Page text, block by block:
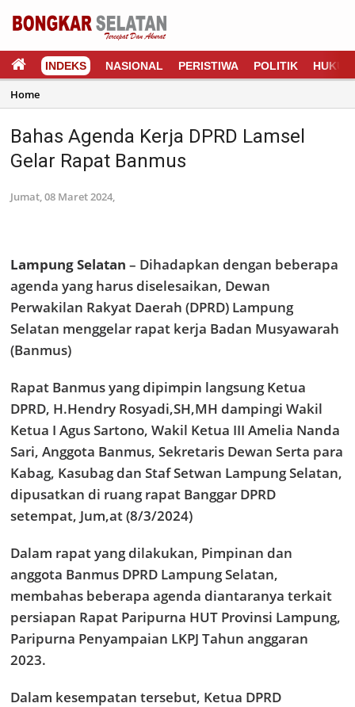
INDEKS NASIONAL PERISTIWA POLITIK HUKUM
Home
Bahas Agenda Kerja DPRD Lamsel
Gelar Rapat Banmus
Jumat, 08 Maret 2024,
Lampung Selatan – Dihadapkan dengan beberapa
agenda yang harus diselesaikan, Dewan
Perwakilan Rakyat Daerah (DPRD) Lampung
Selatan menggelar rapat kerja Badan Musyawarah
(Banmus)
Rapat Banmus yang dipimpin langsung Ketua
DPRD, H.Hendry Rosyadi,SH,MH dampingi Wakil
Ketua I Agus Sartono, Wakil Ketua III Amelia Nanda
Sari, Anggota Banmus, Sekretaris Dewan Serta para
Kabag, Kasubag dan Staf Setwan Lampung Selatan,
dipusatkan di ruang rapat Banggar DPRD
setempat, Jum,at (8/3/2024)
Dalam rapat yang dilakukan, Pimpinan dan
anggota Banmus DPRD Lampung Selatan,
membahas beberapa agenda diantaranya terkait
persiapan Rapat Paripurna HUT Provinsi Lampung,
Paripurna Penyampaian LKPJ Tahun anggaran
2023.
Dalam kesempatan tersebut, Ketua DPRD